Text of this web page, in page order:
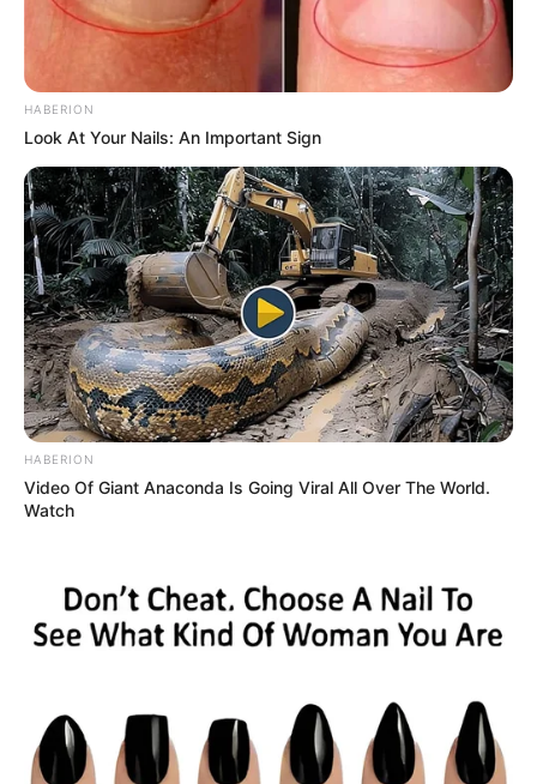
HABERION
Look At Your Nails: An Important Sign
HABERION
Video Of Giant Anaconda Is Going Viral All Over The World.
Watch